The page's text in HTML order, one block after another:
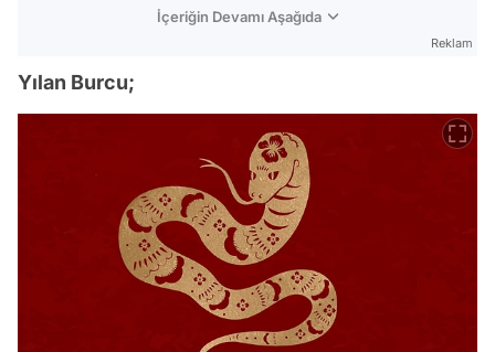
İçeriğin Devamı Aşağıda
Reklam
Yılan Burcu;